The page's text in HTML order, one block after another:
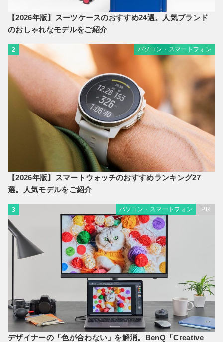
【2026年版】スーツケースのおすすめ24選。人気ブランド
のおしゃれなモデルをご紹介
2 パソコン・スマートフォン
【2026年版】スマートウォッチのおすすめランキング27
選。人気モデルをご紹介
3 パソコン・スマートフォン PR
デザイナーの「色が合わない」を解消。BenQ「Creative